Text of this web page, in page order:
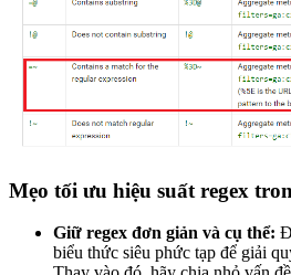
Mẹo tối ưu hiệu suất regex
Giữ regex đơn giản và cụ thể:
biểu thức siêu phức tạp để giải